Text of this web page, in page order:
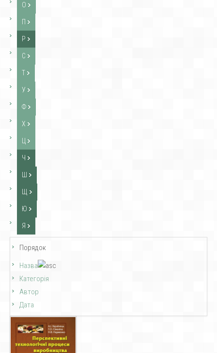
О
П
Р
С
Т
У
Ф
Х
Ч
Ю
Я
Порядок
Назва
Категорія
Автор
Дата